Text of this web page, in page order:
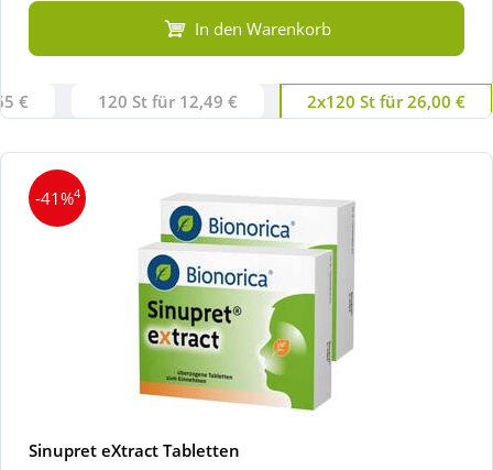
In den Warenkorb
€ 120 St für 12,49 € 2x120 St für 26,00 €
-41%4
Sinupret eXtract Tabletten